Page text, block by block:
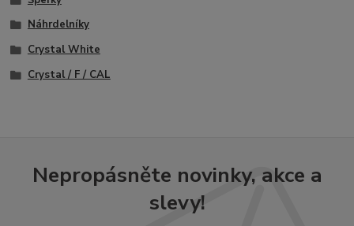
Náhrdelníky
Crystal White
Crystal / F / CAL
Nepropásněte novinky, akce a
slevy!